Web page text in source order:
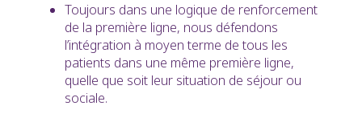
Toujours dans une logique de renforcement
de la première ligne, nous défendons
l’intégration à moyen terme de tous les
patients dans une même première ligne,
quelle que soit leur situation de séjour ou
sociale.